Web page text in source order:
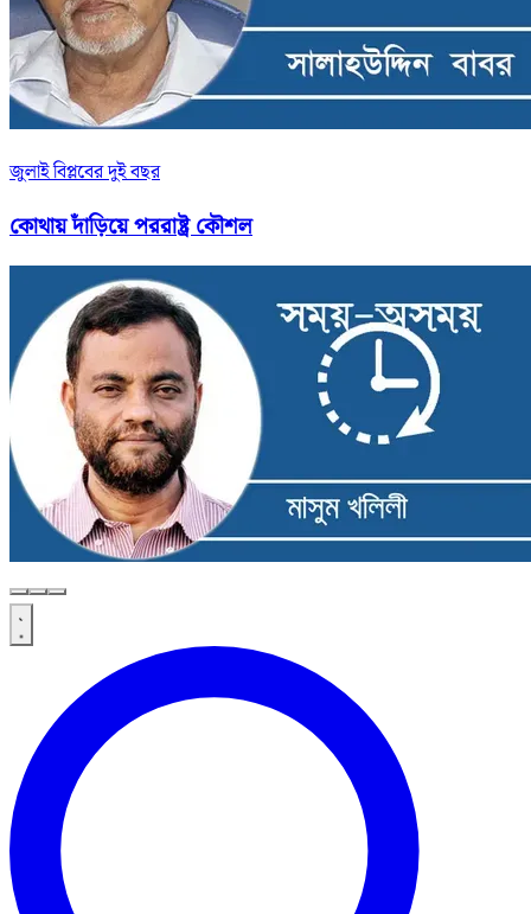
জুলাই বিপ্লবের দুই বছর
কোথায় দাঁড়িয়ে পররাষ্ট্র কৌশল